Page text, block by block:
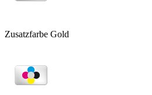
Zusatzfarbe Gold